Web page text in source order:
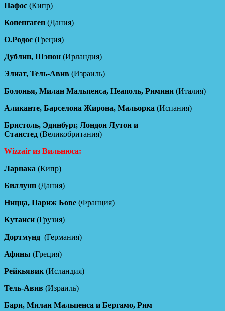
Пафос (Кипр)
Копенгаген (Дания)
О.Родос (Греция)
Дублин, Шэнон (Ирландия)
Элиат, Тель-Авив (Израиль)
Болонья, Милан Мальпенса, Неаполь, Римини (Италия)
Аликанте, Барселона Жирона, Мальорка (Испания)
Бристоль, Эдинбург, Лондон Лутон и
Станстед (Великобритания)
Wizzair из Вильнюса:
Ларнака (Кипр)
Биллунн (Дания)
Ницца, Париж Бове (Франция)
Кутаиси (Грузия)
Дортмунд (Германия)
Афины (Греция)
Рейкьявик (Исландия)
Тель-Авив (Израиль)
Бари, Милан Мальпенса и Бергамо, Рим